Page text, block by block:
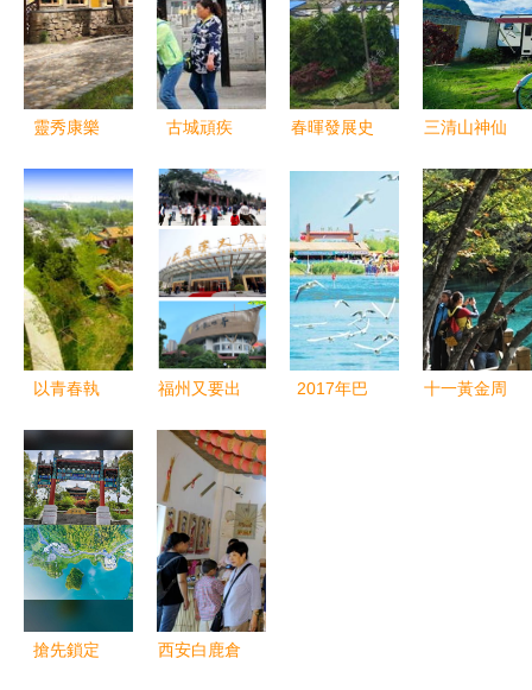
靈秀康樂
邂逅的秘境
——竹子溝
景區旅游觀
光服務全解
古城頑疾
難題的破解
春暉發展史
配件廠到年
營收30億元
的多元集團
三清山神仙
4A級旅游
景區今日迎
來大考，景
區旅游觀光
服務全面提
升
以青春執
風光——記
通武廊旅游
服務形象大
使孫大宇
福州又要出
萬株花海驚
艷亮相，堪
比普羅旺
斯！
2017年巴
十一黃金周
搶先鎖定
西安白鹿倉